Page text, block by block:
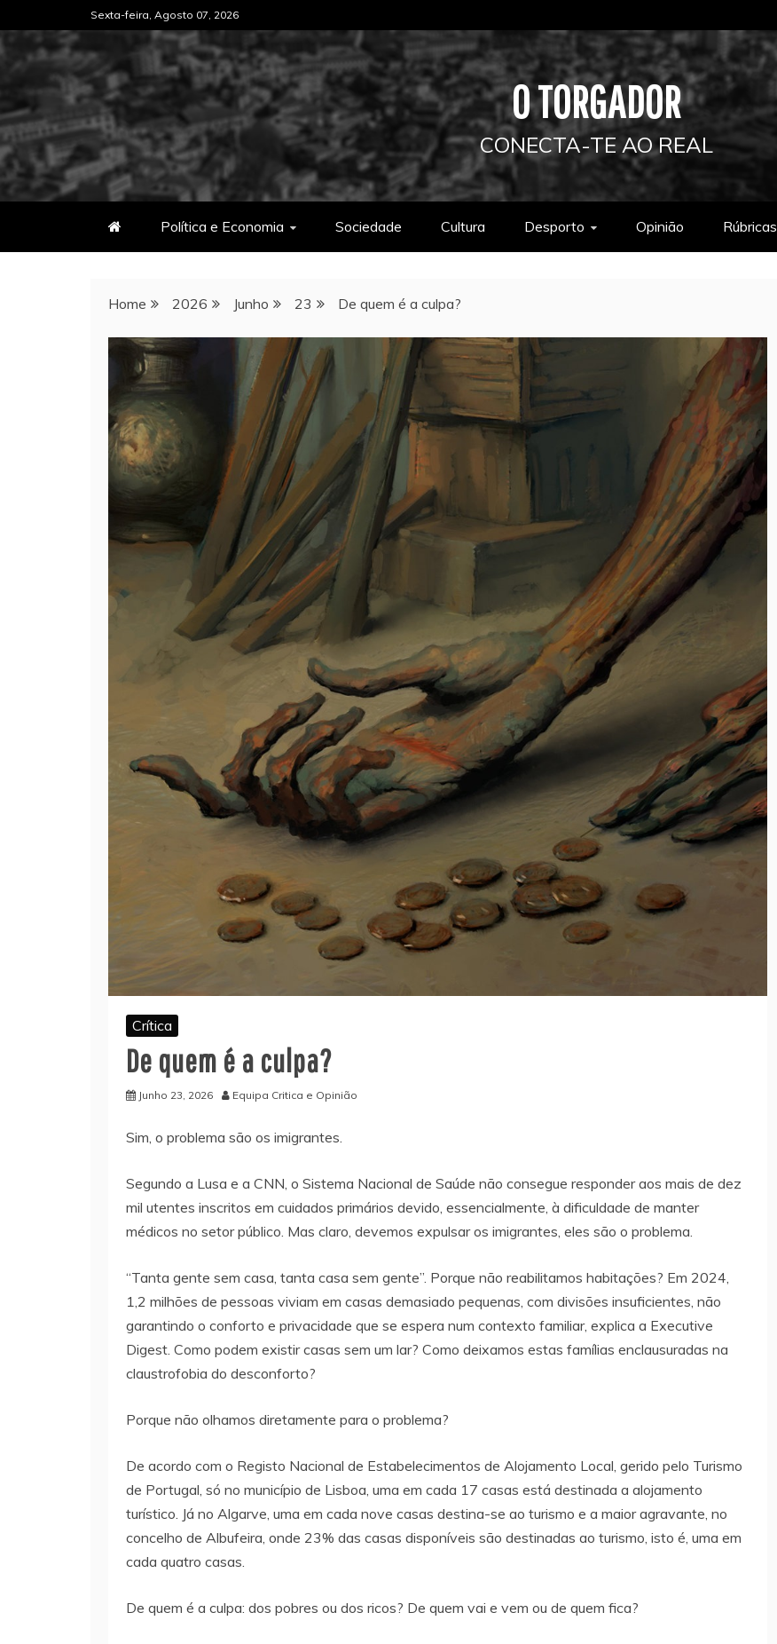
to
content
Sexta-feira, Agosto 07, 2026
O TORGADOR
CONECTA-TE AO REAL
Política e Economia Sociedade Cultura Desporto Opinião Rúbricas
Home 2026 Junho 23 De quem é a culpa?
Crítica
De quem é a culpa?
Junho 23, 2026 Equipa Critica e Opinião
Sim, o problema são os imigrantes.
Segundo a Lusa e a CNN, o Sistema Nacional de Saúde não consegue responder aos mais de dez
mil utentes inscritos em cuidados primários devido, essencialmente, à dificuldade de manter
médicos no setor público. Mas claro, devemos expulsar os imigrantes, eles são o problema.
“Tanta gente sem casa, tanta casa sem gente”. Porque não reabilitamos habitações? Em 2024,
1,2 milhões de pessoas viviam em casas demasiado pequenas, com divisões insuficientes, não
garantindo o conforto e privacidade que se espera num contexto familiar, explica a Executive
Digest. Como podem existir casas sem um lar? Como deixamos estas famílias enclausuradas na
claustrofobia do desconforto?
Porque não olhamos diretamente para o problema?
De acordo com o Registo Nacional de Estabelecimentos de Alojamento Local, gerido pelo Turismo
de Portugal, só no município de Lisboa, uma em cada 17 casas está destinada a alojamento
turístico. Já no Algarve, uma em cada nove casas destina-se ao turismo e a maior agravante, no
concelho de Albufeira, onde 23% das casas disponíveis são destinadas ao turismo, isto é, uma em
cada quatro casas.
De quem é a culpa: dos pobres ou dos ricos? De quem vai e vem ou de quem fica?